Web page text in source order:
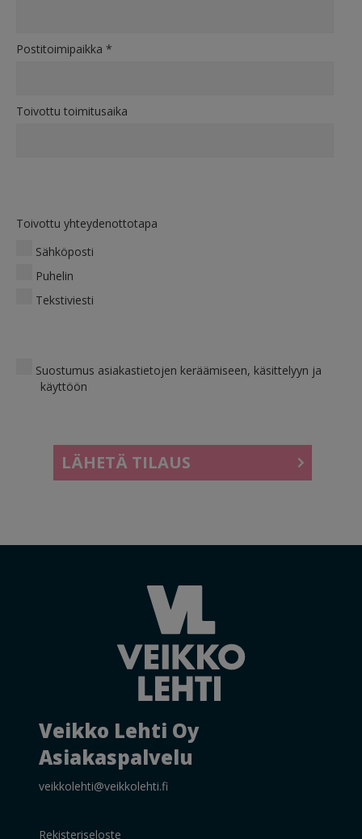
Postitoimipaikka *
Toivottu toimitusaika
Toivottu yhteydenottotapa
Sähköposti
Puhelin
Tekstiviesti
Suostumus asiakastietojen keräämiseen, käsittelyyn ja käyttöön
Suostumus asiakastietojen keräämiseen, käsittelyyn ja
käyttöön
Veikko Lehti Oy
Asiakaspalvelu
veikkolehti@veikkolehti.fi
Rekisteriseloste